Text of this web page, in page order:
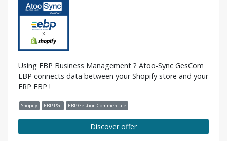
Using EBP Business Management ? Atoo-Sync GesCom
EBP connects data between your Shopify store and your
ERP EBP !
Shopify EBP PGI EBP Gestion Commerciale
Discover offer